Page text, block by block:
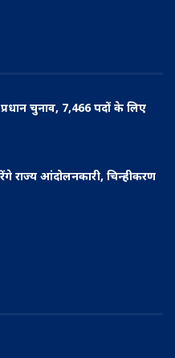
चुनाव, 7,466 पदों के लिए
राज्य आंदोलनकारी, चिन्हीकरण